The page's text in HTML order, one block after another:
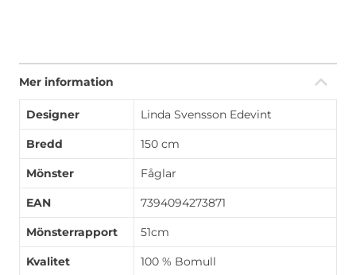
Mer information
Designer Linda Svensson Edevint
Bredd 150 cm
Mönster Fåglar
EAN 7394094273871
Mönsterrapport 51cm
Kvalitet 100 % Bomull